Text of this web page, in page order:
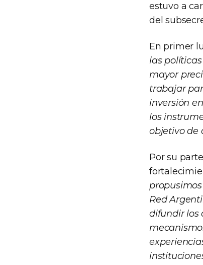
estuvo a
del
En primer
las
mayor
trabajar
inversión
los
objetivo de
Por su
Red
difundir los